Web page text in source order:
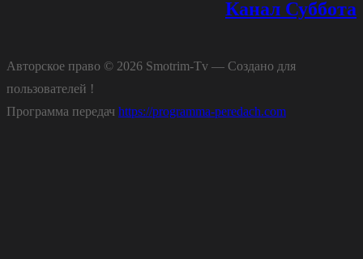
Канал Суббота
Авторское право © 2026 Smotrim-Tv — Создано для
пользователей !
Программа передач https://programma-peredach.com